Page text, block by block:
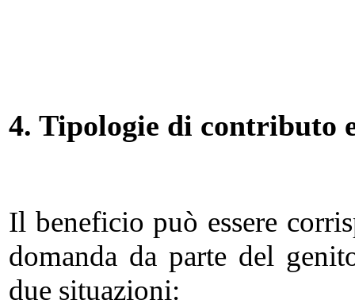
4. Tipologie di contributo
Il beneficio può essere
domanda da parte del
due situazioni: